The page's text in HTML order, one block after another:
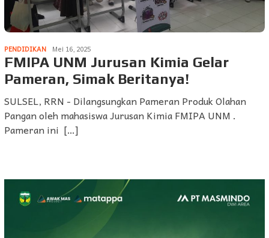
PENDIDIKAN Mei 16, 2025
FMIPA UNM Jurusan Kimia Gelar
Pameran, Simak Beritanya!
SULSEL, RRN - Dilangsungkan Pameran Produk Olahan
Pangan oleh mahasiswa Jurusan Kimia FMIPA UNM .
Pameran ini […]